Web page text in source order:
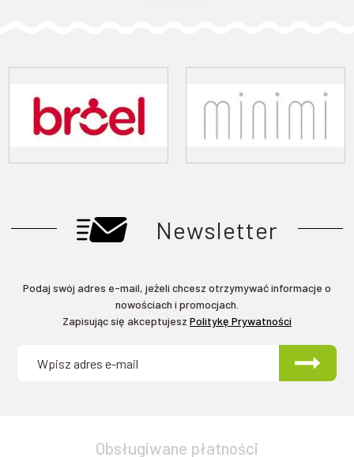
Newsletter
Podaj swój adres e-mail, jeżeli chcesz otrzymywać informacje o
nowościach i promocjach.
Zapisując się akceptujesz Politykę Prywatności
Obsługiwane płatności